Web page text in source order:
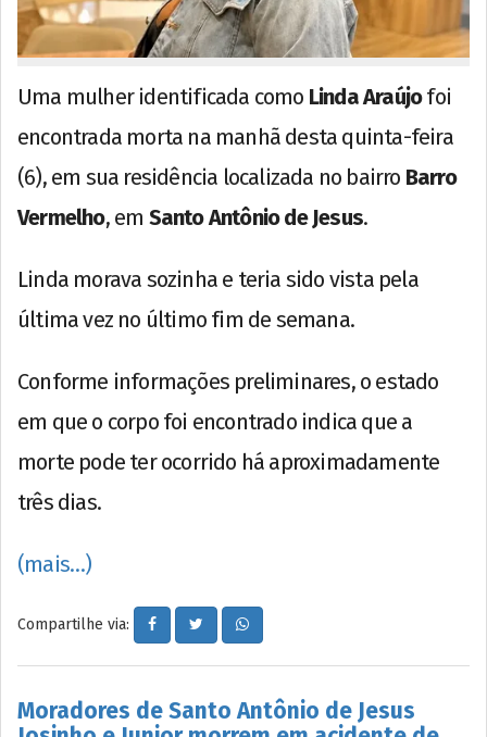
Uma mulher identificada como Linda Araújofoi
encontrada morta na manhã desta quinta-feira
(6), em sua residência localizada no bairro Barro
Vermelho, em Santo Antônio de Jesus.
Linda morava sozinha e teria sido vista pela
última vez no último fim de semana.
Conforme informações preliminares, o estado
em que o corpo foi encontrado indica que a
morte pode ter ocorrido há aproximadamente
três dias.
(mais…)
Compartilhe via:
Moradores de Santo Antônio de Jesus